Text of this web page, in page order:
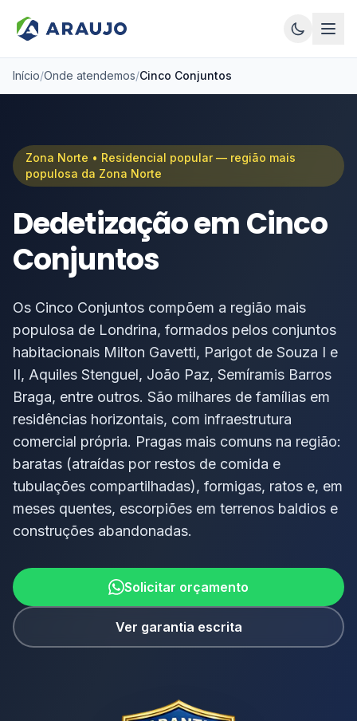
Início/Onde atendemos/Cinco Conjuntos
Zona Norte • Residencial popular — região mais
populosa da Zona Norte
Dedetização emCinco
Conjuntos
Os Cinco Conjuntos compõem a região mais
populosa de Londrina, formados pelos conjuntos
habitacionais Milton Gavetti, Parigot de Souza I e
II, Aquiles Stenguel, João Paz, Semíramis Barros
Braga, entre outros. São milhares de famílias em
residências horizontais, com infraestrutura
comercial própria. Pragas mais comuns na região:
baratas (atraídas por restos de comida e
tubulações compartilhadas), formigas, ratos e, em
meses quentes, escorpiões em terrenos baldios e
construções abandonadas.
Solicitar orçamento
Ver garantia escrita